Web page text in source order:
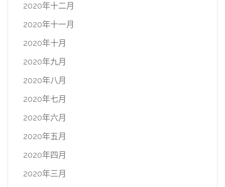
2020年十二月
2020年十一月
2020年十月
2020年九月
2020年八月
2020年七月
2020年六月
2020年五月
2020年四月
2020年三月